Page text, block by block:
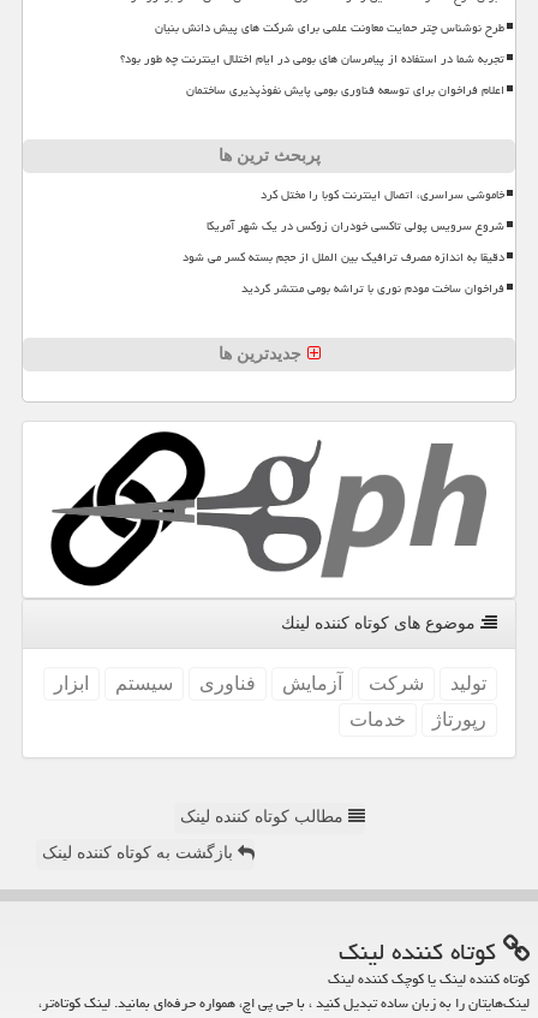
طرح نوشناس چتر حمایت معاونت علمی برای شرکت های پیش دانش بنیان
تجربه شما در استفاده از پیامرسان های بومی در ایام اختلال اینترنت چه طور بود؟
اعلام فراخوان برای توسعه فناوری بومی پایش نفوذپذیری ساختمان
پربحث ترین ها
خاموشی سراسری، اتصال اینترنت کوبا را مختل کرد
شروع سرویس پولی تاکسی خودران زوکس در یک شهر آمریکا
دقیقا به اندازه مصرف ترافیک بین الملل از حجم بسته کسر می شود
فراخوان ساخت مودم نوری با تراشه بومی منتشر گردید
جدیدترین ها
موضوع های كوتاه كننده لینك
تولید شركت آزمایش فناوری سیستم
ابزار
رپورتاژ
خدمات
مطالب کوتاه کننده لینک
بازگشت به کوتاه کننده لینک
كوتاه كننده لینك
کوتاه کننده لینک یا کوچک کننده لینک
لینک‌هایتان را به زبان ساده تبدیل کنید ، با جی پی اچ، همواره حرفه‌ای بمانید. لینک کوتاه‌تر،